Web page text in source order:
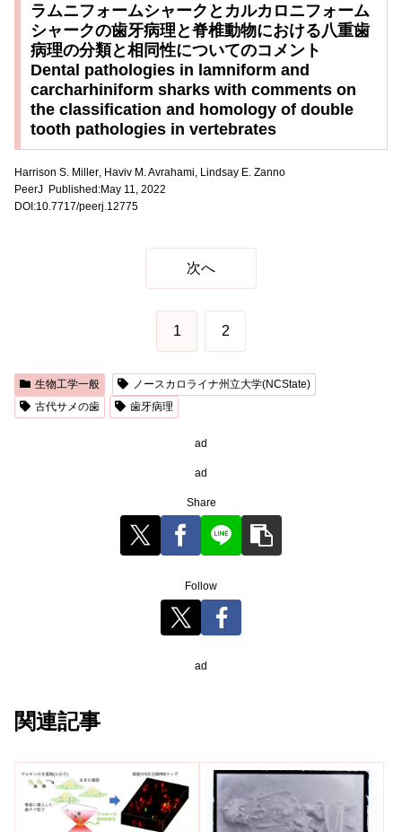
ラムニフォームシャークとカルカロニフォーム
シャークの歯牙病理と脊椎動物における八重歯
病理の分類と相同性についてのコメント
Dental pathologies in lamniform and
carcharhiniform sharks with comments on
the classification and homology of double
tooth pathologies in vertebrates
Harrison S. Miller , Haviv M. Avrahami, Lindsay E. Zanno
PeerJ Published:May 11, 2022
DOI:10.7717/peerj.12775
次へ
1 2
生物工学一般
ノースカロライナ州立大学(NCState)
古代サメの歯
歯牙病理
ad
ad
Share
Follow
ad
関連記事